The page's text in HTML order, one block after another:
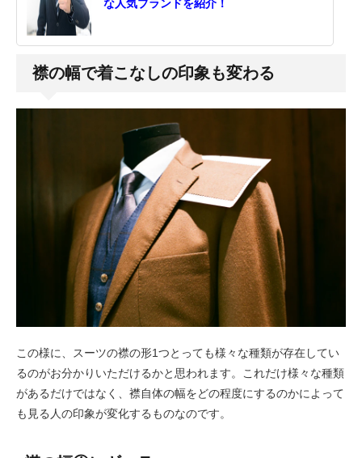
な人気ブランドを紹介！
襟の幅で着こなしの印象も変わる
この様に、スーツの襟の形1つとっても様々な種類が存在してい
るのがお分かりいただけるかと思われます。これだけ様々な種類
があるだけではなく、襟自体の幅をどの程度にするのかによって
も見る人の印象が変化するものなのです。